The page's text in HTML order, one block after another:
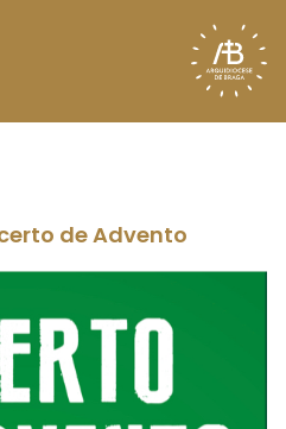
de Advento